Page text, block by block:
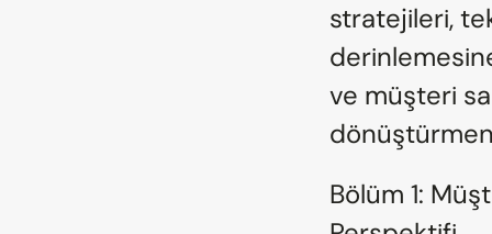
stratejileri,
ve müşteri
Bölüm 1: